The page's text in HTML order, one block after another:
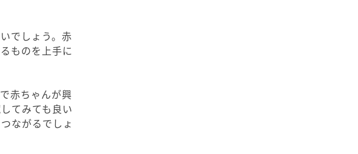
でしょう。赤
ものを上手に
赤ちゃんが興
てみても良い
ながるでしょ